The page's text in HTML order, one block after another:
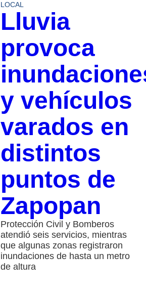
LOCAL
Lluvia
provoca
y vehículos
varados en
distintos
puntos de
Zapopan
Protección Civil y Bomberos
atendió seis servicios, mientras
que algunas zonas registraron
inundaciones de hasta un metro
de altura